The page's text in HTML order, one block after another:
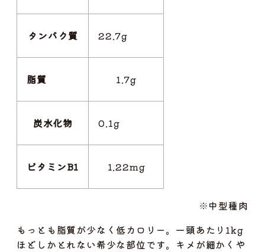
タンパク質 22.7g
脂質 1.7g
炭水化物 0.1g
ビタミンB1 1.22mg
※中型種肉
もっとも脂質が少なく低カロリー。一頭あたり1kg
ほどしかとれない希少な部位です。キメが細かくや